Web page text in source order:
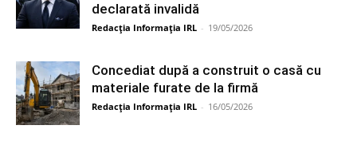
declarată invalidă
Redacția Informația IRL - 19/05/2026
Concediat după a construit o casă cu
materiale furate de la firmă
Redacția Informația IRL - 16/05/2026